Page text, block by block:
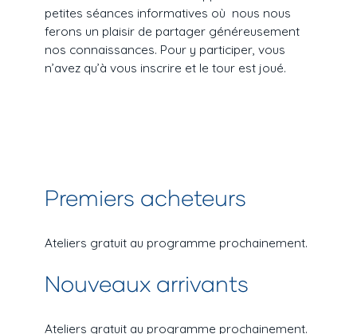
petites séances informatives où nous nous
ferons un plaisir de partager généreusement
nos connaissances. Pour y participer, vous
n’avez qu’à vous inscrire et le tour est joué.
Premiers acheteurs
Ateliers gratuit au programme prochainement.
Nouveaux arrivants
Ateliers gratuit au programme prochainement.